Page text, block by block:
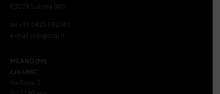
83029 Solofra (AV)
tel +39 0825 582740
e-mail ssip@ssip.it
MILANO (MI)
c/o UNIC
Via Brisa, 3